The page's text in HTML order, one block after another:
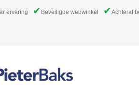
ervaring ✔ Beveiligde webwinkel ✔Achteraf